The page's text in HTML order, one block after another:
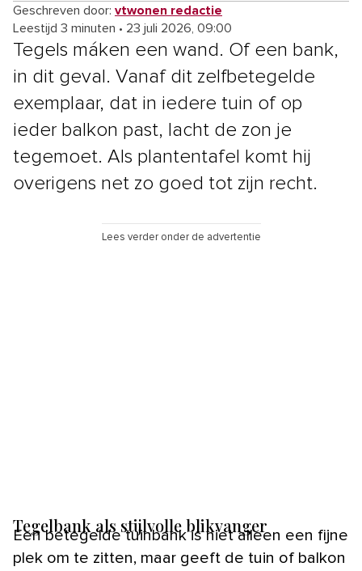
Geschreven door: vtwonen redactie
Leestijd 3 minuten • 23 juli 2026, 09:00
Tegels máken een wand. Of een bank,
in dit geval. Vanaf dit zelfbetegelde
exemplaar, dat in iedere tuin of op
ieder balkon past, lacht de zon je
tegemoet. Als plantentafel komt hij
overigens net zo goed tot zijn recht.
Lees verder onder de advertentie
Tegelbank als stijlvolle blikvanger
Een betegelde tuinbank is niet alleen een fijne
plek om te zitten, maar geeft de tuin of balkon